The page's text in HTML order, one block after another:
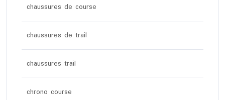
chaussures de course
chaussures de trail
chaussures trail
chrono course